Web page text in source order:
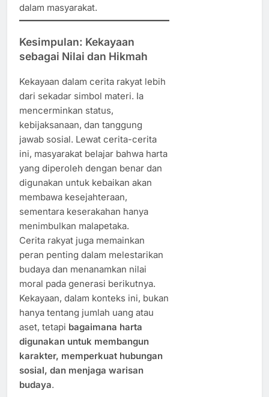
dalam masyarakat.
Kesimpulan: Kekayaan
sebagai Nilai dan Hikmah
Kekayaan dalam cerita rakyat lebih
dari sekadar simbol materi. Ia
mencerminkan status,
kebijaksanaan, dan tanggung
jawab sosial. Lewat cerita-cerita
ini, masyarakat belajar bahwa harta
yang diperoleh dengan benar dan
digunakan untuk kebaikan akan
membawa kesejahteraan,
sementara keserakahan hanya
menimbulkan malapetaka.
Cerita rakyat juga memainkan
peran penting dalam melestarikan
budaya dan menanamkan nilai
moral pada generasi berikutnya.
Kekayaan, dalam konteks ini, bukan
hanya tentang jumlah uang atau
aset, tetapi bagaimana harta
digunakan untuk membangun
karakter, memperkuat hubungan
sosial, dan menjaga warisan
budaya.